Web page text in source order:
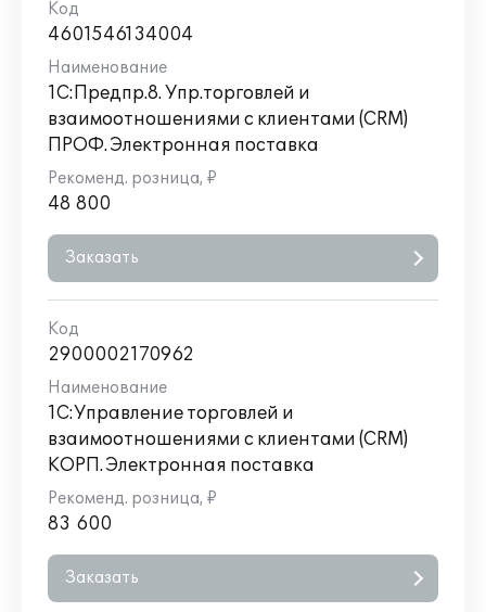
4601546134004
1С:Предпр.8. Упр.торговлей и
взаимоотношениями с клиентами (CRM)
ПРОФ. Электронная поставка
48 800
Заказать
2900002170962
1С:Управление торговлей и
взаимоотношениями с клиентами (CRM)
КОРП. Электронная поставка
83 600
Заказать